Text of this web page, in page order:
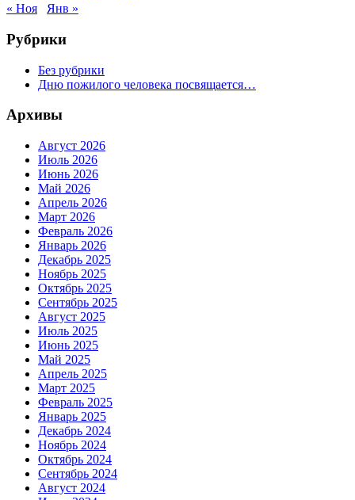
« Ноя
Янв »
Рубрики
Без рубрики
Дню пожилого человека посвящается…
Архивы
Август 2026
Июль 2026
Июнь 2026
Май 2026
Апрель 2026
Март 2026
Февраль 2026
Январь 2026
Декабрь 2025
Ноябрь 2025
Октябрь 2025
Сентябрь 2025
Август 2025
Июль 2025
Июнь 2025
Май 2025
Апрель 2025
Март 2025
Февраль 2025
Январь 2025
Декабрь 2024
Ноябрь 2024
Октябрь 2024
Сентябрь 2024
Август 2024